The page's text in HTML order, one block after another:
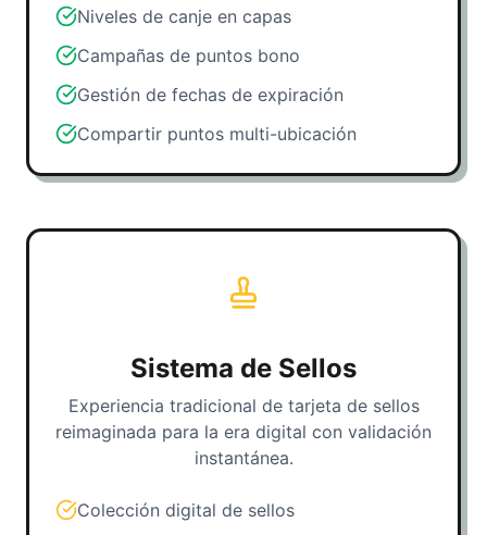
Niveles de canje en capas
Campañas de puntos bono
Gestión de fechas de expiración
Compartir puntos multi-ubicación
Sistema de Sellos
Experiencia tradicional de tarjeta de sellos
reimaginada para la era digital con validación
instantánea.
Colección digital de sellos